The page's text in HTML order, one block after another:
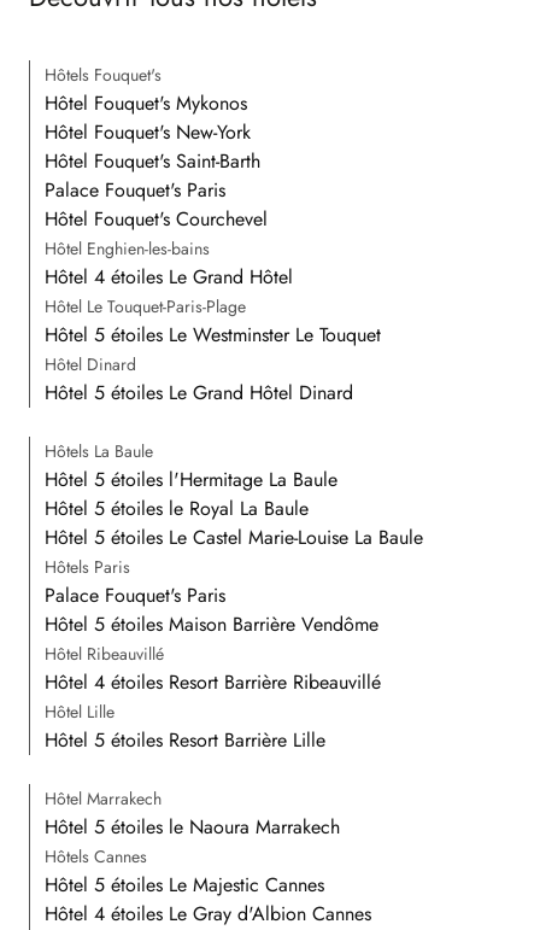
Hôtels Fouquet's
Hôtel Fouquet's Mykonos
Hôtel Fouquet's New-York
Hôtel Fouquet's Saint-Barth
Palace Fouquet's Paris
Hôtel Fouquet's Courchevel
Hôtel Enghien-les-bains
Hôtel 4 étoiles Le Grand Hôtel
Hôtel Le Touquet-Paris-Plage
Hôtel 5 étoiles Le Westminster Le Touquet
Hôtel Dinard
Hôtel 5 étoiles Le Grand Hôtel Dinard
Hôtels La Baule
Hôtel 5 étoiles l'Hermitage La Baule
Hôtel 5 étoiles le Royal La Baule
Hôtel 5 étoiles Le Castel Marie-Louise La Baule
Hôtels Paris
Palace Fouquet's Paris
Hôtel 5 étoiles Maison Barrière Vendôme
Hôtel Ribeauvillé
Hôtel 4 étoiles Resort Barrière Ribeauvillé
Hôtel Lille
Hôtel 5 étoiles Resort Barrière Lille
Hôtel Marrakech
Hôtel 5 étoiles le Naoura Marrakech
Hôtels Cannes
Hôtel 5 étoiles Le Majestic Cannes
Hôtel 4 étoiles Le Gray d'Albion Cannes